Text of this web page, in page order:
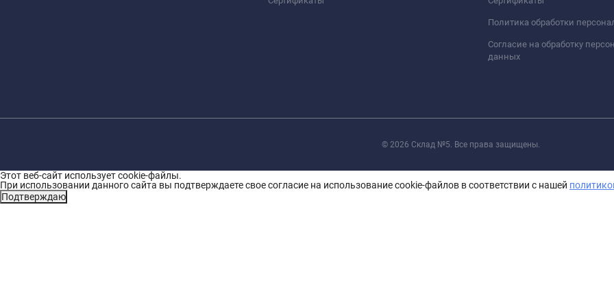
Политика обработки
Согласие на обработку
данных
© 2026 Склад №5. Все права защищены.
Этот веб-сайт использует cookie-файлы.
При использовании данного сайта вы подтверждаете свое согласие на использование cookie-файлов в соответствии с нашей
Подтверждаю